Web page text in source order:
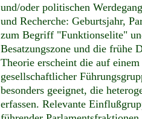
und/oder politischen
und Recherche: Geburtsjahr,
zum Begriff "Funktionselite"
Besatzungszone und die frühe
Theorie erscheint die auf
gesellschaftlicher
besonders geeignet, die
erfassen. Relevante